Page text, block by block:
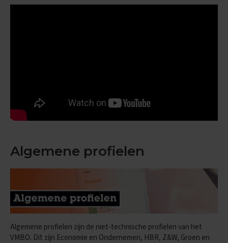
e
a
n
s
i
t
s
E
Algemene profielen
Algemene profielen zijn de niet-technische profielen van het
VMBO. Dit zijn Economie en Ondernemen, HBR, Z&W, Groen en